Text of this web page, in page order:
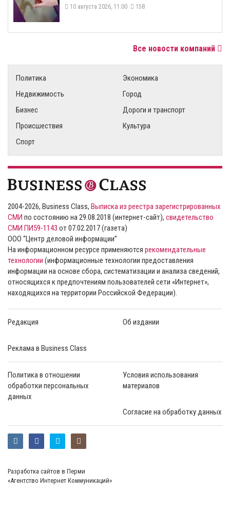
10 августа 2026, 11:00 158
Все новости компаний
Политика
Экономика
Недвижимость
Город
Бизнес
Дороги и транспорт
Происшествия
Культура
Спорт
2004-2026, Business Class, Выписка из реестра зарегистрированных
СМИ по состоянию на 29.08.2018 (интернет-сайт), свидетельство
СМИ ПИ59-1143 от 07.02.2017 (газета)
ООО “Центр деловой информации”
На информационном ресурсе применяются рекомендательные
технологии (информационные технологии предоставления
информации на основе сбора, систематизации и анализа сведений,
относящихся к предпочтениям пользователей сети «Интернет»,
находящихся на территории Российской Федерации).
Редакция Об издании
Реклама в Business Class
Политика в отношении
обработки персональных
данных
Условия использования
материалов
Согласие на обработку данных
Разработка сайтов в Перми
«Агентство Интернет Коммуникаций»